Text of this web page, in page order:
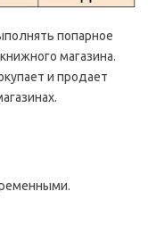
попарное
магазина.
и продает